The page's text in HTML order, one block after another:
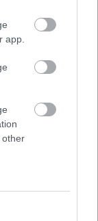
app.
other